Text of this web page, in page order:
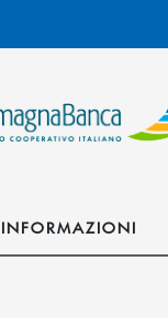
INFORMAZIONI